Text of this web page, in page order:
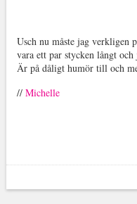
Usch nu måste jag verkligen
vara ett par stycken långt
Är på dåligt humör till och
// Michelle